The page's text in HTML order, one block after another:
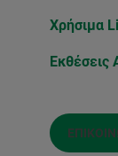
Χρήσιμα
Εκθέσεις